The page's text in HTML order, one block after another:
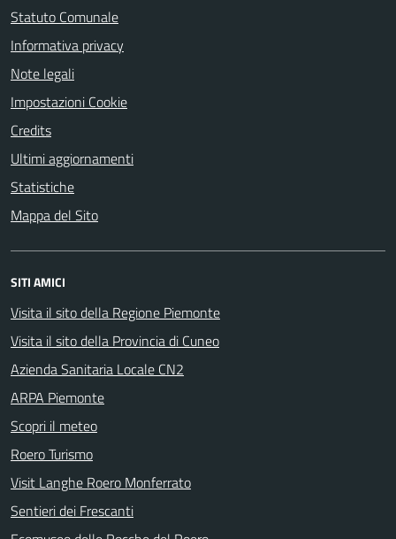
Statuto Comunale
Informativa privacy
Note legali
Impostazioni Cookie
Credits
Ultimi aggiornamenti
Statistiche
Mappa del Sito
SITI AMICI
Visita il sito della Regione Piemonte
Visita il sito della Provincia di Cuneo
Azienda Sanitaria Locale CN2
ARPA Piemonte
Scopri il meteo
Roero Turismo
Visit Langhe Roero Monferrato
Sentieri dei Frescanti